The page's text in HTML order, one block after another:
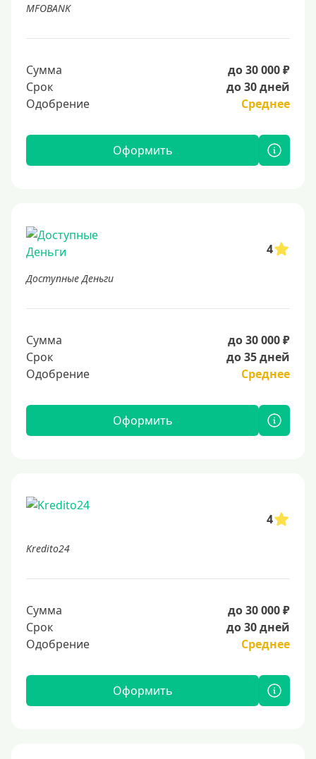
MFOBANK
Сумма
до 30 000 ₽
Срок
до 30 дней
Одобрение
Среднее
Оформить
4
Доступные Деньги
Сумма
до 30 000 ₽
Срок
до 35 дней
Одобрение
Среднее
Оформить
4
Kredito24
Сумма
до 30 000 ₽
Срок
до 30 дней
Одобрение
Среднее
Оформить